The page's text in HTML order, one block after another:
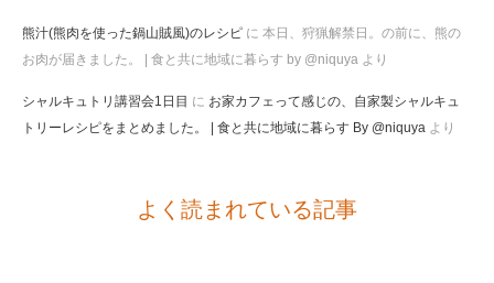
熊汁(熊肉を使った鍋山賊風)のレシピ に 本日、狩猟解禁日。の前に、熊の
お肉が届きました。 | 食と共に地域に暮らす by @niquya より
シャルキュトリ講習会1日目 に お家カフェって感じの、自家製シャルキュ
トリーレシピをまとめました。 | 食と共に地域に暮らす By @niquya より
よく読まれている記事